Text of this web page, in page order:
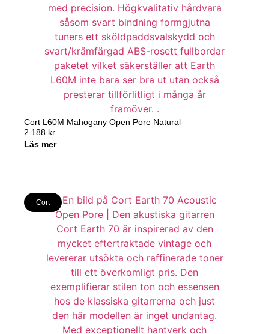
Cort L60M Mahogany Open Pore Natural
2 188 kr
Läs mer
Cort